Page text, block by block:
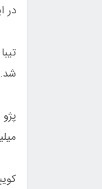
در
شد.
میلیون